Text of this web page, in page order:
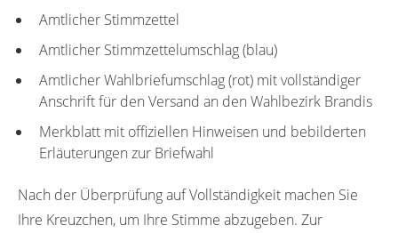
Amtlicher Stimmzettel
Amtlicher Stimmzettelumschlag (blau)
Amtlicher Wahlbriefumschlag (rot) mit vollständiger
Anschrift für den Versand an den Wahlbezirk Brandis
Merkblatt mit offiziellen Hinweisen und bebilderten
Erläuterungen zur Briefwahl
Nach der Überprüfung auf Vollständigkeit machen Sie
Ihre Kreuzchen, um Ihre Stimme abzugeben. Zur